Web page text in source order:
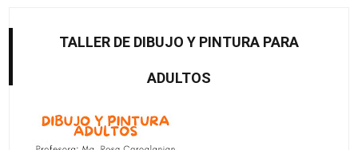
TALLER DE DIBUJO Y PINTURA PARA
ADULTOS